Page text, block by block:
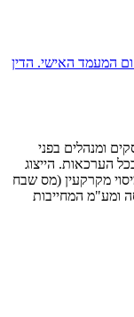
המעמד האישי. הדין
ומנהלים בפני
הערכאות. הייצוג
מקרקעין (מס שבח
ומע"מ המחייבות